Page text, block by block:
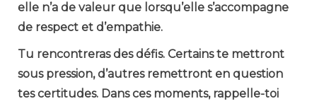
elle n’a de valeur que lorsqu’elle s’accompagne
de respect et d’empathie.
Tu rencontreras des défis. Certains te mettront
sous pression, d’autres remettront en question
tes certitudes. Dans ces moments, rappelle-toi